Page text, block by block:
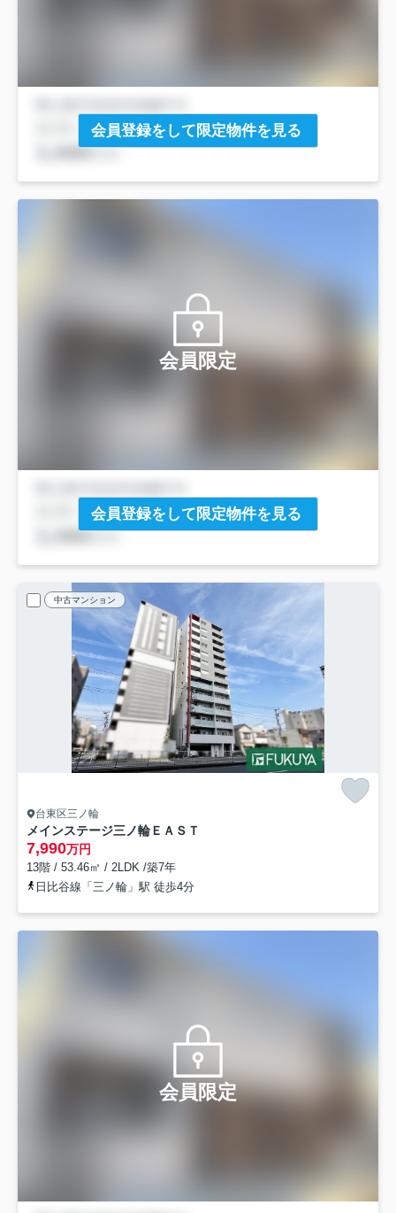
会員登録をして限定物件を見る
会員限定
会員登録をして限定物件を見る
中古マンション
台東区三ノ輪
メインステージ三ノ輪ＥＡＳＴ
7,990万円
13階 / 53.46㎡ / 2LDK /築7年
日比谷線「三ノ輪」駅 徒歩4分
会員限定